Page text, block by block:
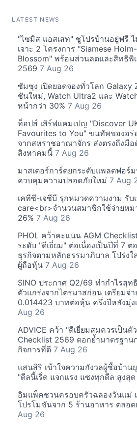
LATEST NEWS
"ไซมิส แอสเสท" ชูโปรบ้านอยู่ฟรี
เจาะ 2 โครงการ "Siamese
Blossom" พร้อมส่วนลดและสิทธิพิ
2569 7 Aug 26
ซัมซุง เปิดยอดจองทั่วโลก Galaxy
ชันใหม่, Watch Ultra2 และ
หน้ากว่า 30% 7 Aug 26
ท็อปส์ เสิร์ฟแคมเปญ "Discover
Favourites to You" ขนทัพของอร่
จากสหราชอาณาจักร ส่งตรงถึงมื
สิงหาคมนี้ 7 Aug 26
มาสเตอร์การ์ดยกระดับแพลตฟอร์
ควบคุมความปลอดภัยใหม่ 7 Aug
เคทีซี-เจซีบี รุกหมวดความงาม รับ
care<br>จำนวนสมาชิกใช้จ่ายหม
26% 7 Aug 26
PHOL คว้าคะแนน AGM
ระดับ "ดีเยี่ยม" ต่อเนื่องเป็นปีที่ 7 ต
ธุรกิจตามหลักธรรมาภิบาล โปร่งใ
ผู้ถือหุ้น 7 Aug 26
SINO ประกาศ Q2/69 ทำกำไรสุ
ตัวแกร่งจากไตรมาสก่อน เตรียมจ่
0.014423 บาทต่อหุ้น ครึ่งปีหลังมุ่ง
Aug 26
ADVICE คว้า "ดีเยี่ยมสมควรเป็นตั
Checklist 2569 ตอกย้ำมาตรฐาน
กิจการที่ดี 7 Aug 26
แสนสิริ เข้าใจความกังวลผู้ซื้อบ้า
"ดีลนี้เริ่ด แจกแรง แซงทุกดีล สูงสุ
อิมแพ็คชวนครอบครัวฉลองวันแม่
โปรโมชันจาก 5 ร้านอาหาร ตลอด
Aug 26